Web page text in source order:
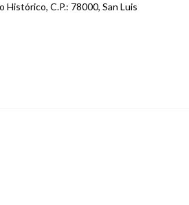
Histórico, C.P.: 78000, San Luis